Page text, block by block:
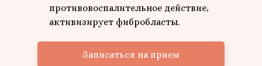
противовоспалительное действие,
активизирует фибробласты.
Записаться на прием